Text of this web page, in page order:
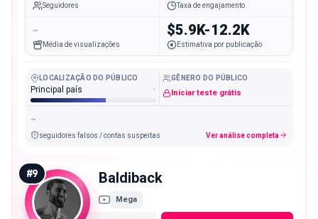
Seguidores Taxa de engajamento
-
Média de visualizações
$5.9K-12.2K
Estimativa por publicação
LOCALIZAÇÃO DO PÚBLICO
Principal país -
GÊNERO DO PÚBLICO
Iniciar teste grátis
-
seguidores falsos / contas suspeitas Ver análise completa
#9 Baldiback
Mega